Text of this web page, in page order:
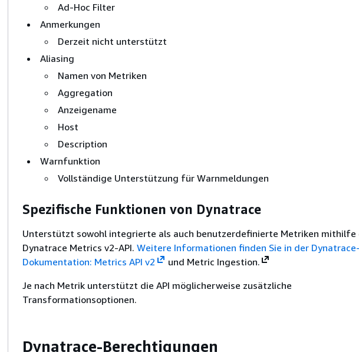
Ad-Hoc Filter
Anmerkungen
Derzeit nicht unterstützt
Aliasing
Namen von Metriken
Aggregation
Anzeigename
Host
Description
Warnfunktion
Vollständige Unterstützung für Warnmeldungen
Spezifische Funktionen von Dynatrace
Unterstützt sowohl integrierte als auch benutzerdefinierte Metriken mithilfe
Dynatrace Metrics v2-API. Weitere Informationen finden Sie in der Dynatrace-
Dokumentation: Metrics API v2
und Metric Ingestion.
Je nach Metrik unterstützt die API möglicherweise zusätzliche
Transformationsoptionen.
Dynatrace-Berechtigungen